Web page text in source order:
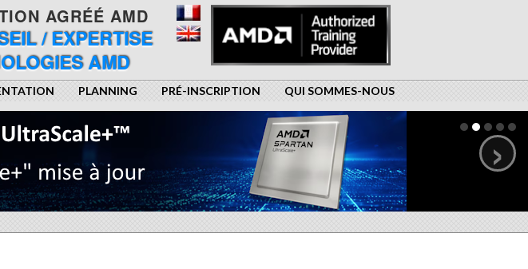
AGRÉÉ AMD
/ EXPERTISE
AMD
PLANNING PRÉ-INSCRIPTION QUI SOMMES-NOUS
›